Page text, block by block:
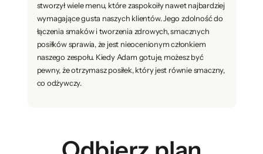
stworzył wiele menu, które zaspokoiły nawet najbardziej
wymagające gusta naszych klientów. Jego zdolność do
łączenia smaków i tworzenia zdrowych, smacznych
posiłków sprawia, że jest nieocenionym członkiem
naszego zespołu. Kiedy Adam gotuje, możesz być
pewny, że otrzymasz posiłek, który jest równie smaczny,
co odżywczy.